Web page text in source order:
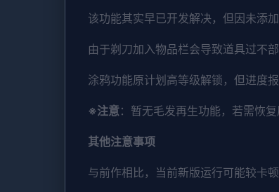
该功能其实早已开发解决，但因未添
由于剃刀加入物品栏会导致道具过不
涂鸦功能原计划高等级解锁，但进度
※注意：暂无毛发再生功能，若需恢
其他注意事项
与前作相比，当前新版运行可能较卡